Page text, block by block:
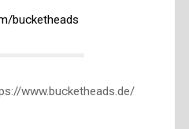
bucketheads
www.bucketheads.de/